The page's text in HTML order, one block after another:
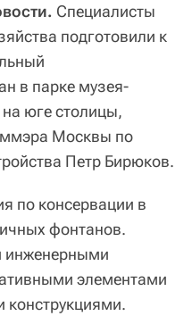
Специалисты
подготовили к
в парке музея-
юге столицы,
Москвы по
Петр Бирюков.
по консервации в
фонтанов.
инженерными
элементами